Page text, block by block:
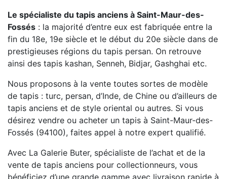
Le spécialiste du tapis anciens à Saint-Maur-des-
Fossés : la majorité d’entre eux est fabriquée entre la
fin du 18e, 19e siècle et le début du 20e siècle dans de
prestigieuses régions du tapis persan. On retrouve
ainsi des tapis kashan, Senneh, Bidjar, Gashghai etc.
Nous proposons à la vente toutes sortes de modèle
de tapis : turc, persan, d’Inde, de Chine ou d’ailleurs de
tapis anciens et de style oriental ou autres. Si vous
désirez vendre ou acheter un tapis à Saint-Maur-des-
Fossés (94100), faites appel à notre expert qualifié.
Avec La Galerie Buter, spécialiste de l’achat et de la
vente de tapis anciens pour collectionneurs, vous
bénéficiez d’une grande gamme avec livraison rapide à